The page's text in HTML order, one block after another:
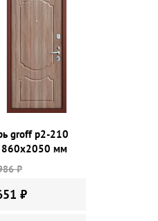
groff p2-210
860х2050 мм
₽
₽